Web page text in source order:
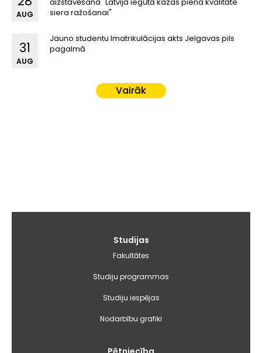
siera ražošanai"
AUG
Jauno studentu Imatrikulācijas akts Jelgavas pils
pagalmā
31
AUG
Vairāk
Studijas
Fakultātes
Studiju programmas
Studiju iespējas
Nodarbību grafiki